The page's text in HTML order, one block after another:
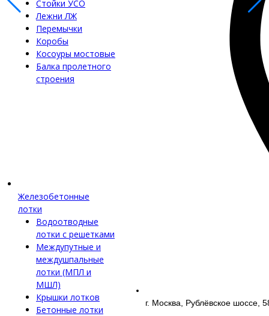
Стойки УСО
Лежни ЛЖ
Перемычки
Коробы
Косоуры мостовые
Балка пролетного
строения
Железобетонные
лотки
Водоотводные
лотки с решетками
Междупутные и
междушпальные
лотки (МПЛ и
МШЛ)
Крышки лотков
Бетонные лотки
г. Москва, Рублёвское шоссе,